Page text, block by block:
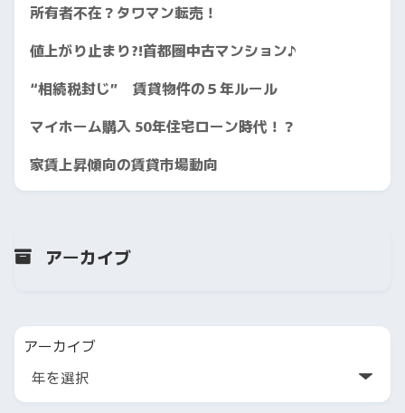
所有者不在？タワマン転売！
値上がり止まり?!首都圏中古マンション♪
“相続税封じ” 賃貸物件の５年ルール
マイホーム購入 50年住宅ローン時代！？
家賃上昇傾向の賃貸市場動向
アーカイブ
アーカイブ